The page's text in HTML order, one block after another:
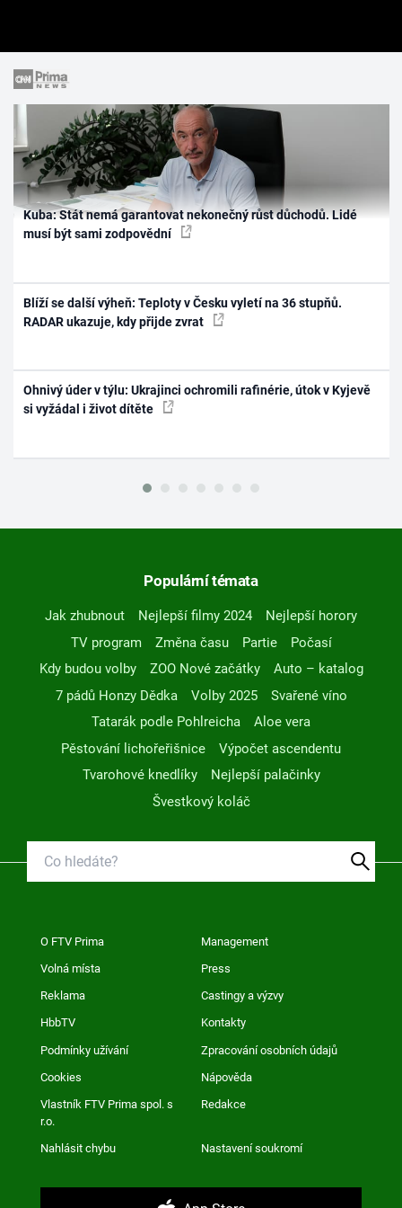
Kuba: Stát nemá garantovat nekonečný růst důchodů. Lidé
musí být sami zodpovědní
Blíží se další výheň: Teploty v Česku vyletí na 36 stupňů.
RADAR ukazuje, kdy přijde zvrat
Ohnivý úder v týlu: Ukrajinci ochromili rafinérie, útok v Kyjevě
si vyžádal i život dítěte
Populární témata
Jak zhubnout Nejlepší filmy 2024
Nejlepší horory
TV program
Změna času Partie
Počasí
Kdy budou volby
ZOO Nové začátky
Auto – katalog
7 pádů Honzy Dědka
Volby 2025
Svařené víno
Tatarák podle Pohlreicha
Aloe vera
Pěstování lichořeřišnice
Výpočet ascendentu
Tvarohové knedlíky
Nejlepší palačinky
Švestkový koláč
O FTV Prima Management
Volná místa Press
Reklama Castingy a výzvy
HbbTV Kontakty
Podmínky užívání Zpracování osobních údajů
Cookies Nápověda
Vlastník FTV Prima spol. s
r.o.
Redakce
Nahlásit chybu Nastavení soukromí